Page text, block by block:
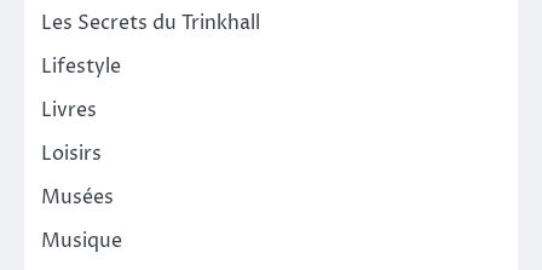
Les Secrets du Trinkhall
Lifestyle
Livres
Loisirs
Musées
Musique